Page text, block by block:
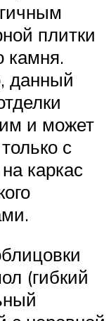
плитки
камня.
данный
и может
с
каркас
(гибкий